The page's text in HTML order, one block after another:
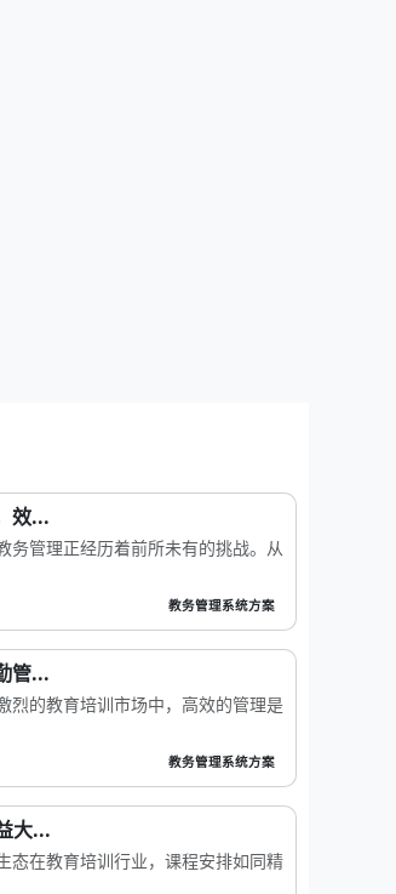
效...
务管理正经历着前所未有的挑战。从
教务管理系统方案
管...
烈的教育培训市场中，高效的管理是
教务管理系统方案
大...
态在教育培训行业，课程安排如同精